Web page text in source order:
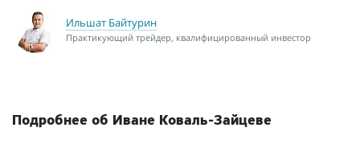
Ильшат Байтурин
Практикующий трейдер, квалифицированный инвестор
Подробнее об Иване Коваль-Зайцеве